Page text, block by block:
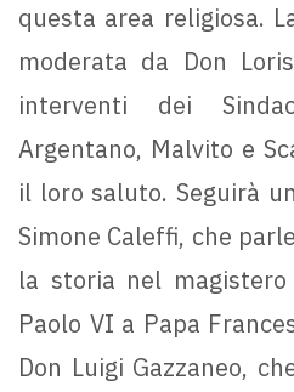
questa area religiosa.
moderata da Don
interventi dei
Argentano, Malvito e
il loro saluto. Seguirà
Simone Caleffi, che
la storia nel
Paolo VI a Papa
Don Luigi Gazzaneo,